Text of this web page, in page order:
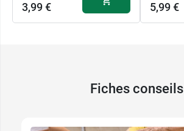
3,99 € 5,99 €
Fiches conseils